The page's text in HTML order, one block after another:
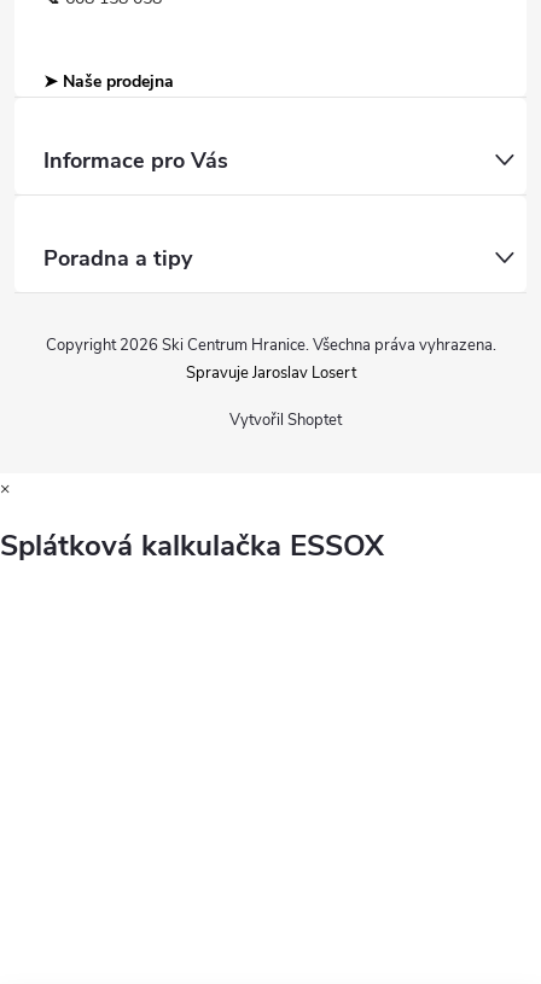
➤ Naše prodejna
Informace pro Vás
Poradna a tipy
Vytvořil Shoptet
Copyright 2026 Ski Centrum Hranice. Všechna práva vyhrazena.
Spravuje Jaroslav Losert
×
Splátková kalkulačka ESSOX